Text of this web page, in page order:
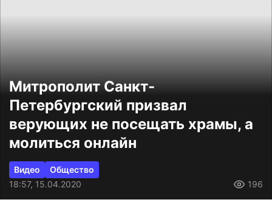
Митрополит Санкт-
Петербургский призвал
верующих не посещать храмы, а
молиться онлайн
Видео
Общество
18:57, 15.04.2020
196